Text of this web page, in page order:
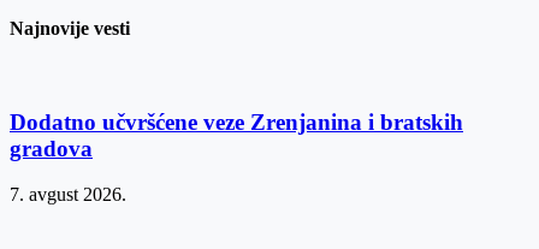
Najnovije vesti
Dodatno učvršćene veze Zrenjanina i bratskih
gradova
7. avgust 2026.